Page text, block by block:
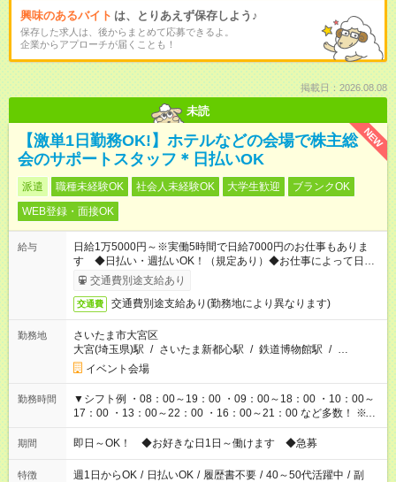
興味のあるバイト は、とりあえず保存しよう♪
保存した求人は、後からまとめて応募できるよ。
企業からアプローチが届くことも！
掲載日：2026.08.08
未読
NEW
【激単1日勤務OK!】ホテルなどの会場で株主総
会のサポートスタッフ＊日払いOK
派遣 職種未経験OK 社会人未経験OK 大学生歓迎
ブランクOK
WEB登録・面接OK
給与
日給1万5000円～※実働5時間で日給7000円のお仕事もありま
す ◆日払い・週払いOK！（規定あり）◆お仕事によって日給も
異なります
交通費別途支給あり
交通費 交通費別途支給あり(勤務地により異なります)
勤務地
さいたま市大宮区
大宮(埼玉県)駅 / さいたま新都心駅 / 鉄道博物館駅 / …
イベント会場
勤務時間
▼シフト例 ・08：00～19：00 ・09：00～18：00 ・10：00～
17：00 ・13：00～22：00 ・16：00～21：00 など多数！ ※お
仕事により勤務時間が異なります
期間 即日～OK！ ◆お好きな日1日～働けます ◆急募
特徴 週1日からOK / 日払いOK / 履歴書不要 / 40～50代活躍中 / 副